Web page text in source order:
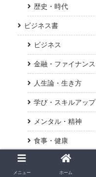
歴史・時代
ビジネス書
ビジネス
金融・ファイナンス
人生論・生き方
学び・スキルアップ
メンタル・精神
食事・健康
メニュー ホーム